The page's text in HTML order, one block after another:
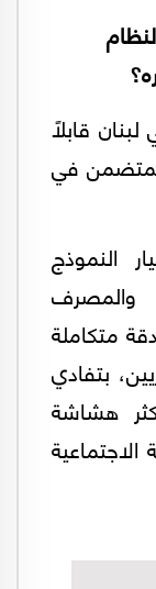
قابلاً
في
النموذج
والمصرف
متكاملة
بتفادي
هشاشة